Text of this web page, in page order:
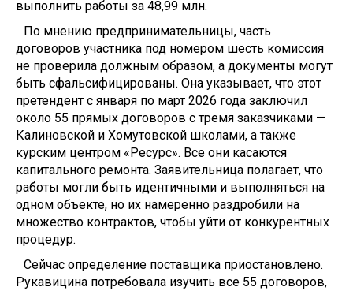
выполнить работы за 48,99 млн.
По мнению предпринимательницы, часть
договоров участника под номером шесть комиссия
не проверила должным образом, а документы могут
быть сфальсифицированы. Она указывает, что этот
претендент с января по март 2026 года заключил
около 55 прямых договоров с тремя заказчиками —
Калиновской и Хомутовской школами, а также
курским центром «Ресурс». Все они касаются
капитального ремонта. Заявительница полагает, что
работы могли быть идентичными и выполняться на
одном объекте, но их намеренно раздробили на
множество контрактов, чтобы уйти от конкурентных
процедур.
Сейчас определение поставщика приостановлено.
Рукавицина потребовала изучить все 55 договоров,